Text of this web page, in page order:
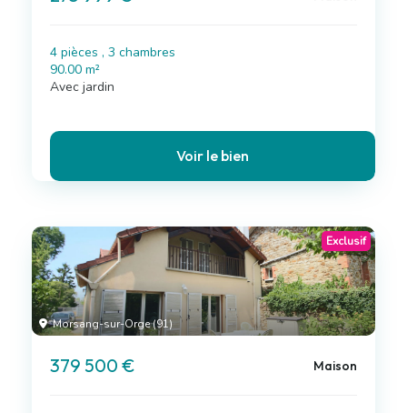
4 pièces , 3 chambres
90.00 m²
Avec jardin
Voir le bien
Morsang-sur-Orge (91)
Exclusif
379 500 € Maison